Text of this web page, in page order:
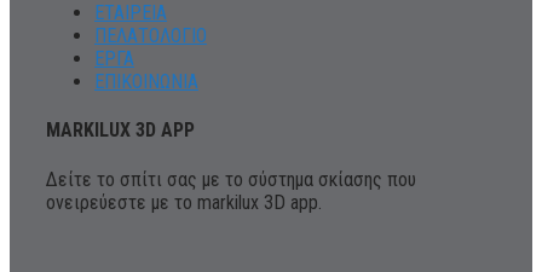
ΕΤΑΙΡΕΙΑ
ΠΕΛΑΤΟΛΟΓΙΟ
ΕΡΓΑ
ΕΠΙΚΟΙΝΩΝΙΑ
MARKILUX 3D APP
Δείτε το σπίτι σας με το σύστημα σκίασης που
ονειρεύεστε με το markilux 3D app.